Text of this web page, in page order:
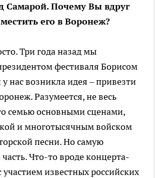
Самарой. Почему Вы вдруг
его в Воронеж?
Три года назад мы
фестиваля Борисом
нас возникла идея – привезти
Разумеется, не весь
семью основными сценами,
и многотысячным войском
песни. Но самую
Что-то вроде концерта-
участием известных российских